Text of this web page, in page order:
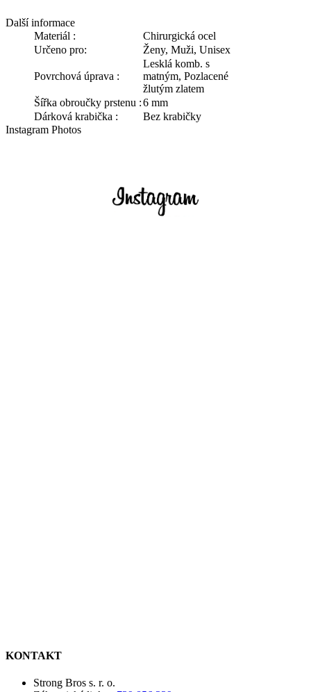
Další informace
Materiál :
Chirurgická ocel
Určeno pro:
Ženy, Muži, Unisex
Povrchová úprava :
Lesklá komb. s
matným, Pozlacené
žlutým zlatem
Šířka obroučky prstenu :6 mm
Dárková krabička :
Bez krabičky
Instagram Photos
KONTAKT
Strong Bros s. r. o.